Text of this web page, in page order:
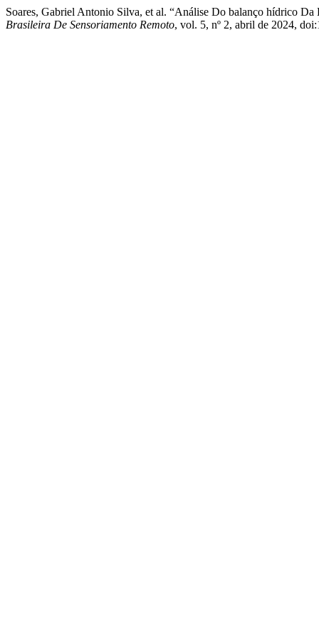
Soares, Gabriel Antonio Silva, et al. “Análise Do balanço hídrico
Brasileira De Sensoriamento Remoto, vol. 5, nº 2, abril de 2024,